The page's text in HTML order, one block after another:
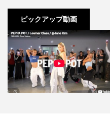
ピックアップ動画